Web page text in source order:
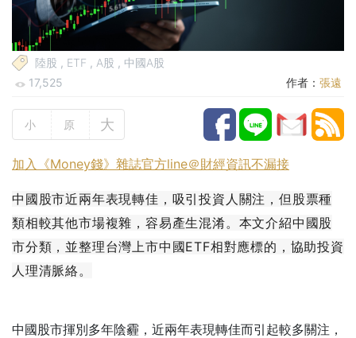
陸股 , ETF , A股 , 中國A股
17,525
作者： 張遠
小 原 大
加入《Money錢》雜誌官方line＠財經資訊不漏接
中國股市近兩年表現轉佳，吸引投資人關注，但股票種
類相較其他市場複雜，容易產生混淆。本文介紹中國股
市分類，並整理台灣上市中國ETF相對應標的，協助投資
人理清脈絡。
中國股市揮別多年陰霾，近兩年表現轉佳而引起較多關注，